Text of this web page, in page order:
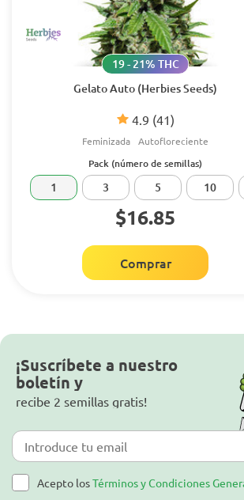
Gelato Auto (Herbies Seeds)
4.9 (41)
19 - 21% THC
Feminizada Autofloreciente
Pack (número de semillas)
1 3 5 10
$16.85
Comprar
¡Suscríbete a nuestro
boletín y
recibe 2 semillas gratis!
Acepto losTérminos y Condiciones